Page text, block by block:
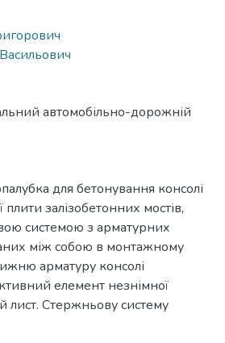
автомобільно-дорожній
для бетонування консолі
плити залізобетонних мостів,
системою з арматурних
між собою в монтажному
арматуру консолі
елемент незнімної
лист. Стержньову систему